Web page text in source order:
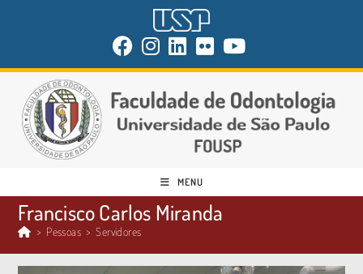
MENU
Francisco Carlos Miranda
> Pessoas > Servidores